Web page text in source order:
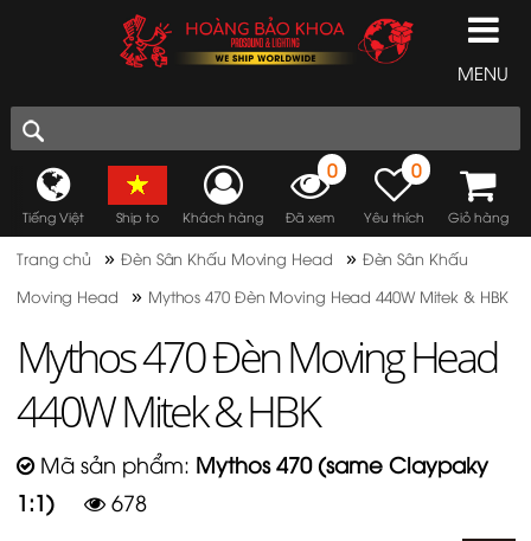
MENU
Tiếng Việt Ship to Khách hàng
0
Đã xem
0
Yêu thích Giỏ hàng
Trang chủ »Đèn Sân Khấu Moving Head » Đèn Sân Khấu
Moving Head
» Mythos 470 Đèn Moving Head 440W Mitek & HBK
Mythos 470 Đèn Moving Head
440W Mitek & HBK
Mã sản phẩm: Mythos 470 (same Claypaky
1:1)
678